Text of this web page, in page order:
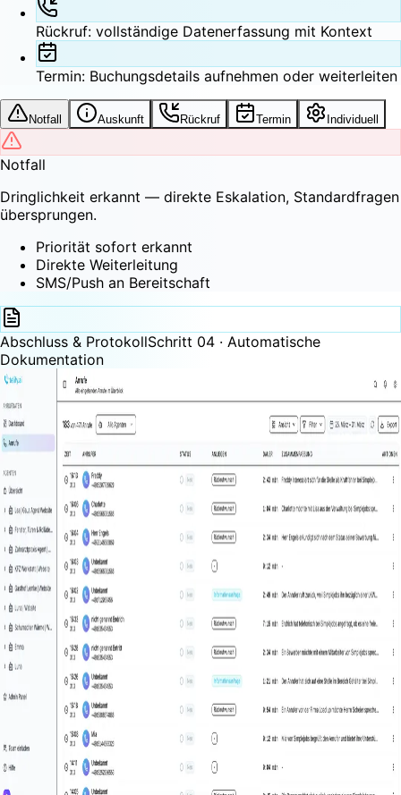
Rückruf: vollständige Datenerfassung mit Kontext
Termin: Buchungsdetails aufnehmen oder weiterleiten
Notfall Auskunft Rückruf Termin Individuell
Notfall
Dringlichkeit erkannt — direkte Eskalation, Standardfragen
übersprungen.
Priorität sofort erkannt
Direkte Weiterleitung
SMS/Push an Bereitschaft
Abschluss & ProtokollSchritt 04 · Automatische
Dokumentation